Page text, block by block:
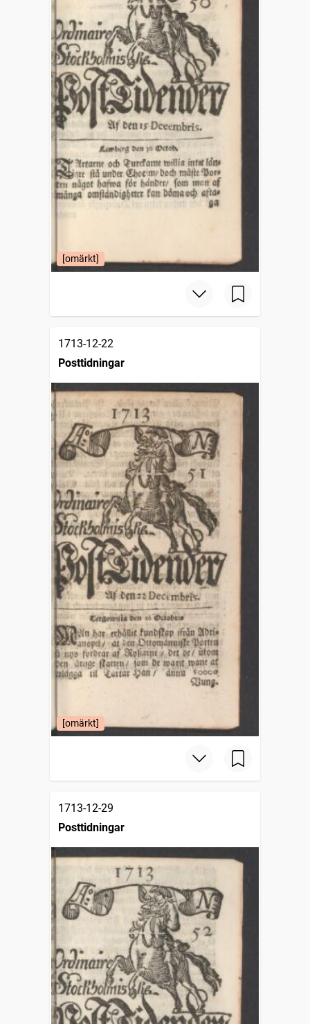
[omärkt]
1713-12-22
Posttidningar
[omärkt]
1713-12-29
Posttidningar